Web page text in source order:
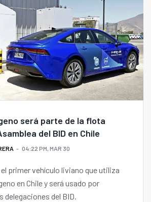
será parte de la flota
del BID en Chile
04:22 PM, MAR 30
primer vehículo liviano que utiliza
en Chile y será usado por
delegaciones del BID.